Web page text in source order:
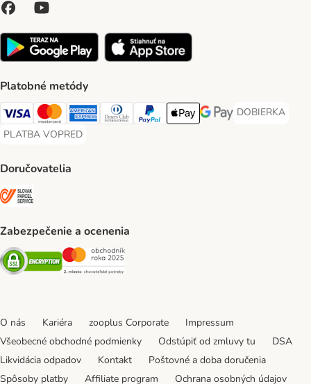
Platobné metódy
Visa Payment Method
Mastercard Payment Method
American Express Payment Method
Diners Club Payment Method
PayPal Payment Method
Apple Pay Payment Method
Google Pay Payment
DOBIERKA
DOBIERKA
PLATBA VOPRED
PLATBA VOPRED Payment Method
Doručovatelia
Zabezpečenie a ocenenia
Security Security
O nás Kariéra zooplus Corporate
Impressum
Všeobecné obchodné podmienky
Odstúpiť od zmluvy tu
DSA
Likvidácia odpadov
Kontakt
Poštovné a doba doručenia
Spôsoby platby
Affiliate program Ochrana osobných údajov